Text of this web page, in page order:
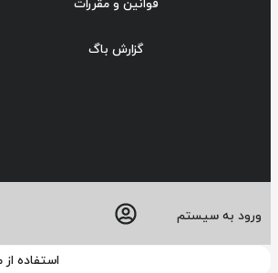
قوانین و مقررات
گزارش باگ
ورود به سیستم
استفاده